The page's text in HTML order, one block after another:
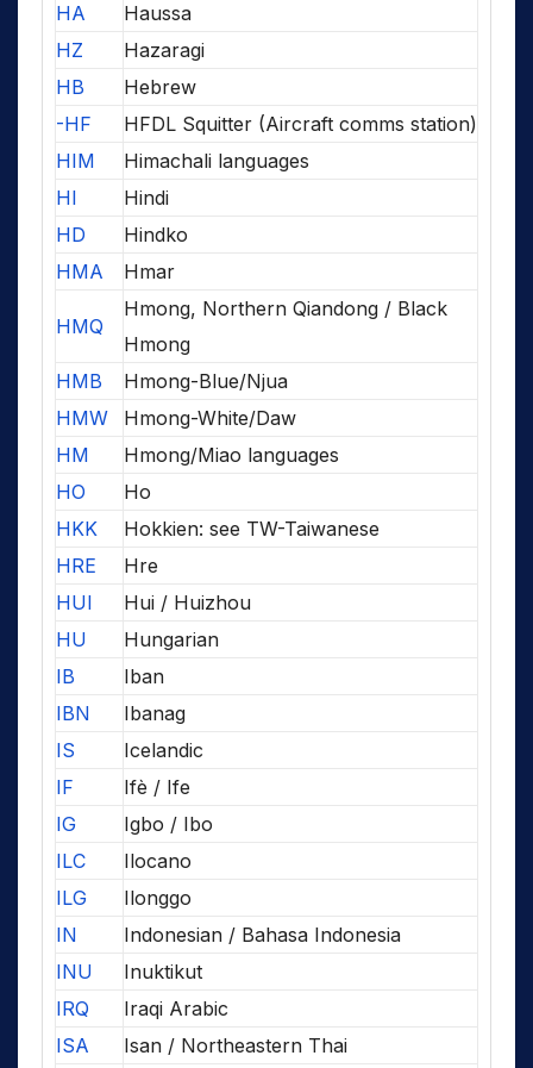
HA
Haussa
HZ
Hazaragi
HB
Hebrew
-HF
HFDL Squitter (Aircraft comms station)
HIM
Himachali languages
HI
Hindi
HD
Hindko
HMA
Hmar
HMQ
Hmong, Northern Qiandong / Black
Hmong
HMB
Hmong-Blue/Njua
HMW
Hmong-White/Daw
HM
Hmong/Miao languages
HO
Ho
HKK
Hokkien: see TW-Taiwanese
HRE
Hre
HUI
Hui / Huizhou
HU
Hungarian
IB
Iban
IBN
Ibanag
IS
Icelandic
IF
Ifè / Ife
IG
Igbo / Ibo
ILC
Ilocano
ILG
Ilonggo
IN
Indonesian / Bahasa Indonesia
INU
Inuktikut
IRQ
Iraqi Arabic
ISA
Isan / Northeastern Thai